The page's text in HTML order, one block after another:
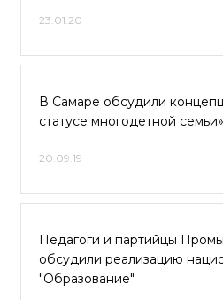
23.01.20
В Самаре обсудили
статусе многодетной семьи»
20.09.19
Педагоги и партийцы
обсудили реализацию
"Образование"